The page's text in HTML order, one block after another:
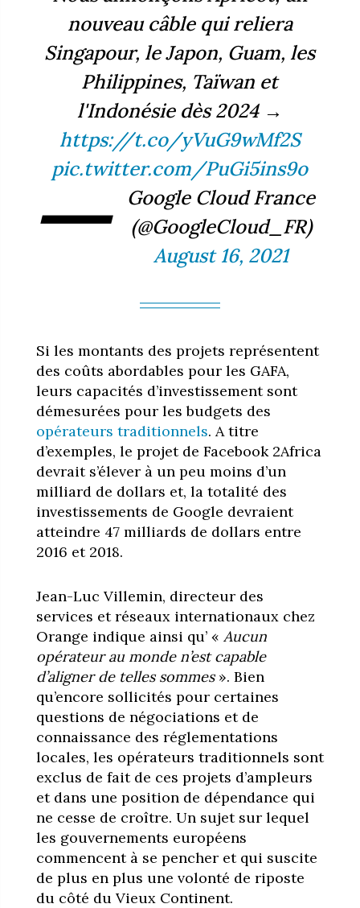
nouveau câble qui reliera
Singapour, le Japon, Guam, les
Philippines, Taïwan et
l'Indonésie dès 2024 →
https://t.co/yVuG9wMf2S
pic.twitter.com/PuGi5ins9o
—
Google Cloud France
(@GoogleCloud_FR)
August 16, 2021
Si les montants des projets représentent
des coûts abordables pour les GAFA,
leurs capacités d’investissement sont
démesurées pour les budgets des
opérateurs traditionnels. A titre
d’exemples, le projet de Facebook 2Africa
devrait s’élever à un peu moins d’un
milliard de dollars et, la totalité des
investissements de Google devraient
atteindre 47 milliards de dollars entre
2016 et 2018.
Jean-Luc Villemin, directeur des
services et réseaux internationaux chez
Orange indique ainsi qu’ « Aucun
opérateur au monde n’est capable
d’aligner de telles sommes». Bien
qu’encore sollicités pour certaines
questions de négociations et de
connaissance des réglementations
locales, les opérateurs traditionnels sont
exclus de fait de ces projets d’ampleurs
et dans une position de dépendance qui
ne cesse de croître. Un sujet sur lequel
les gouvernements européens
commencent à se pencher et qui suscite
de plus en plus une volonté de riposte
du côté du Vieux Continent.